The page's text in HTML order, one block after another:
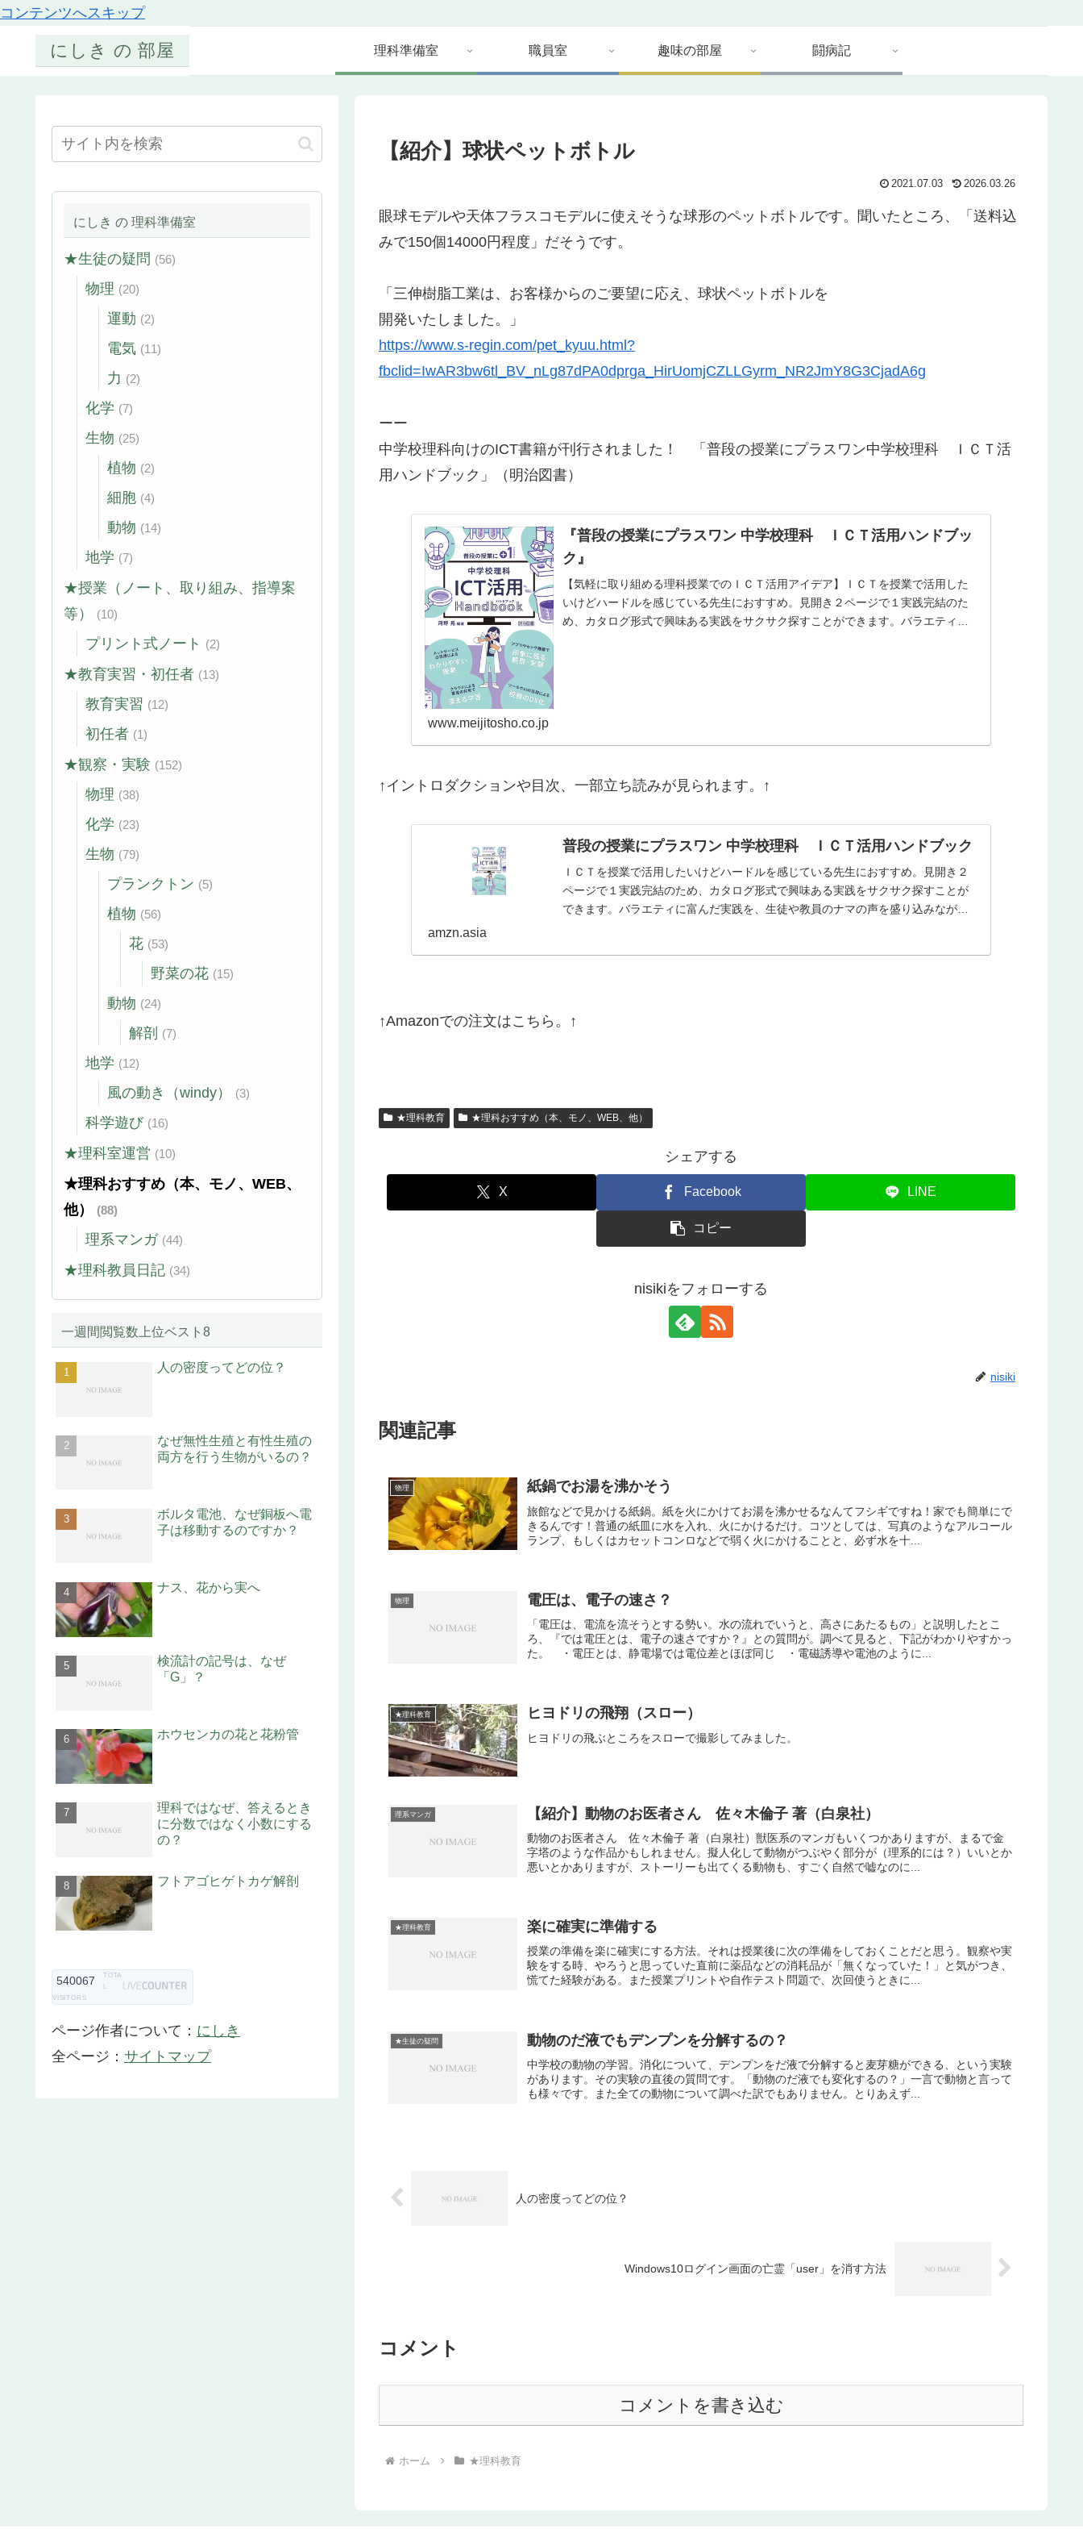
コンテンツへスキップ
にしき の 部屋 理科準備室 職員室 趣味の部屋 闘病記
【紹介】球状ペットボトル
2021.07.03 2026.03.26
眼球モデルや天体フラスコモデルに使えそうな球形のペットボトルです。聞いたところ、「送料込
みで150個14000円程度」だそうです。
「三伸樹脂工業は、お客様からのご要望に応え、球状ペットボトルを
開発いたしました。」
https://www.s-regin.com/pet_kyuu.html?
fbclid=IwAR3bw6tl_BV_nLg87dPA0dprga_HirUomjCZLLGyrm_NR2JmY8G3CjadA6g
ーー
中学校理科向けのICT書籍が刊行されました！ 「 普段の授業にプラスワン中学校理科 ＩＣＴ活
用ハンドブック 」（明治図書）
『普段の授業にプラスワン 中学校理科 ＩＣＴ活用ハンドブッ
ク』
【気軽に取り組める理科授業でのＩＣＴ活用アイデア】ＩＣＴを授業で活用した
いけどハードルを感じている先生におすすめ。見開き２ページで１実践完結のた
め、カタログ形式で興味ある実践をサクサク探すことができます。バラエティに
www.meijitosho.co.jp
↑イントロダクションや目次、一部立ち読みが見られます。↑
普段の授業にプラスワン 中学校理科 ＩＣＴ活用ハンドブック
ＩＣＴを授業で活用したいけどハードルを感じている先生におすすめ。見開き２
ページで１実践完結のため、カタログ形式で興味ある実践をサクサク探すことが
できます。バラエティに富んだ実践を、生徒や教員のナマの声を盛り込みながら
amzn.asia
↑Amazonでの注文はこちら。↑
★理科教育 ★理科おすすめ（本、モノ、WEB、他）
シェアする
X Facebook LINE
コピー
nisikiをフォローする
nisiki
関連記事
物理 紙鍋でお湯を沸かそう
旅館などで見かける紙鍋。紙を火にかけてお湯を沸かせるなんてフシギですね！家でも簡単にで
きるんです！普通の紙皿に水を入れ、火にかけるだけ。コツとしては、写真のようなアルコール
ランプ、もしくはカセットコンロなどで弱く火にかけることと、必ず水を十...
物理 電圧は、電子の速さ？
「電圧は、電流を流そうとする勢い。水の流れでいうと、高さにあたるもの」と説明したとこ
ろ、『では電圧とは、電子の速さですか？』との質問が。調べて見ると、下記がわかりやすかっ
た。 ・電圧とは、静電場では電位差とほぼ同じ ・電磁誘導や電池のように...
★理科教育 ヒヨドリの飛翔（スロー）
ヒヨドリの飛ぶところをスローで撮影してみました。
理系マンガ 【紹介】動物のお医者さん 佐々木倫子 著（白泉社）
動物のお医者さん 佐々木倫子 著（白泉社）獣医系のマンガもいくつかありますが、まるで金
字塔のような作品かもしれません。擬人化して動物がつぶやく部分が（理系的には？）いいとか
悪いとかありますが、ストーリーも出てくる動物も、すごく自然で嘘なのに...
★理科教育 楽に確実に準備する
授業の準備を楽に確実にする方法。それは授業後に次の準備をしておくことだと思う。観察や実
験をする時、やろうと思っていた直前に薬品などの消耗品が「無くなっていた！」と気がつき、
慌てた経験がある。また授業プリントや自作テスト問題で、次回使うときに...
★生徒の疑問 動物のだ液でもデンプンを分解するの？
中学校の動物の学習。消化について、デンプンをだ液で分解すると麦芽糖ができる、という実験
があります。その実験の直後の質問です。「動物のだ液でも変化するの？」一言で動物と言って
も様々です。また全ての動物について調べた訳でもありません。とりあえず...
人の密度ってどの位？
Windows10ログイン画面の亡霊「user」を消す方法
コメント
コメントを書き込む
ホーム ★理科教育
にしき の 理科準備室
★生徒の疑問 (56)
物理 (20)
運動 (2)
電気 (11)
力 (2)
化学 (7)
生物 (25)
植物 (2)
細胞 (4)
動物 (14)
地学 (7)
★授業（ノート、取り組み、指導案
等）
(10)
プリント式ノート (2)
★教育実習・初任者 (13)
教育実習 (12)
初任者 (1)
★観察・実験 (152)
物理 (38)
化学 (23)
生物 (79)
プランクトン (5)
植物 (56)
花 (53)
野菜の花 (15)
動物 (24)
解剖 (7)
地学 (12)
風の動き（windy） (3)
科学遊び (16)
★理科室運営 (10)
★理科おすすめ（本、モノ、WEB、
他）
(88)
理系マンガ (44)
★理科教員日記 (34)
一週間閲覧数上位ベスト8
人の密度ってどの位？
なぜ無性生殖と有性生殖の
両方を行う生物がいるの？
ボルタ電池、なぜ銅板へ電
子は移動するのですか？
ナス、花から実へ
検流計の記号は、なぜ
「G」？
ホウセンカの花と花粉管
理科ではなぜ、答えるとき
に分数ではなく小数にする
の？
フトアゴヒゲトカゲ解剖
540067
TOTA
L
VISITORS
ページ作者について： にしき
全ページ： サイトマップ